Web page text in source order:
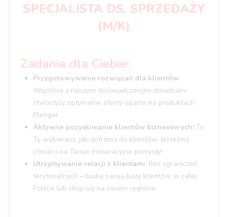
SPECJALISTA DS. SPRZEDAŻY
(M/K)
Zadania dla Ciebie:
Przygotowywanie rozwiązań dla klientów:
Wspólnie z naszymi doświadczonymi doradcami
stworzysz optymalne oferty oparte na produktach
Elenger.
Aktywne pozyskiwanie klientów biznesowych: To
Ty wybierasz, jak dotrzesz do klientów. Jesteśmy
otwarci na Twoje innowacyjne pomysły!
Utrzymywanie relacji z klientami: Bez ograniczeń
terytorialnych – buduj swoją bazę klientów w całej
Polsce lub skup się na swoim regionie.